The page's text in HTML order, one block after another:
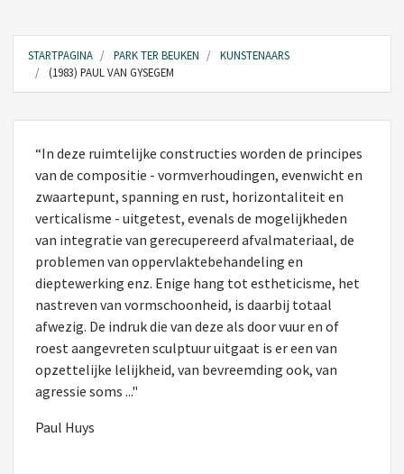
STARTPAGINA PARK TER BEUKEN
KUNSTENAARS
(1983) PAUL VAN GYSEGEM
“In deze ruimtelijke constructies worden de principes
van de compositie - vormverhoudingen, evenwicht en
zwaartepunt, spanning en rust, horizontaliteit en
verticalisme - uitgetest, evenals de mogelijkheden
van integratie van gerecupereerd afvalmateriaal, de
problemen van oppervlaktebehandeling en
dieptewerking enz. Enige hang tot estheticisme, het
nastreven van vormschoonheid, is daarbij totaal
afwezig. De indruk die van deze als door vuur en of
roest aangevreten sculptuur uitgaat is er een van
opzettelijke lelijkheid, van bevreemding ook, van
agressie soms ..."
Paul Huys